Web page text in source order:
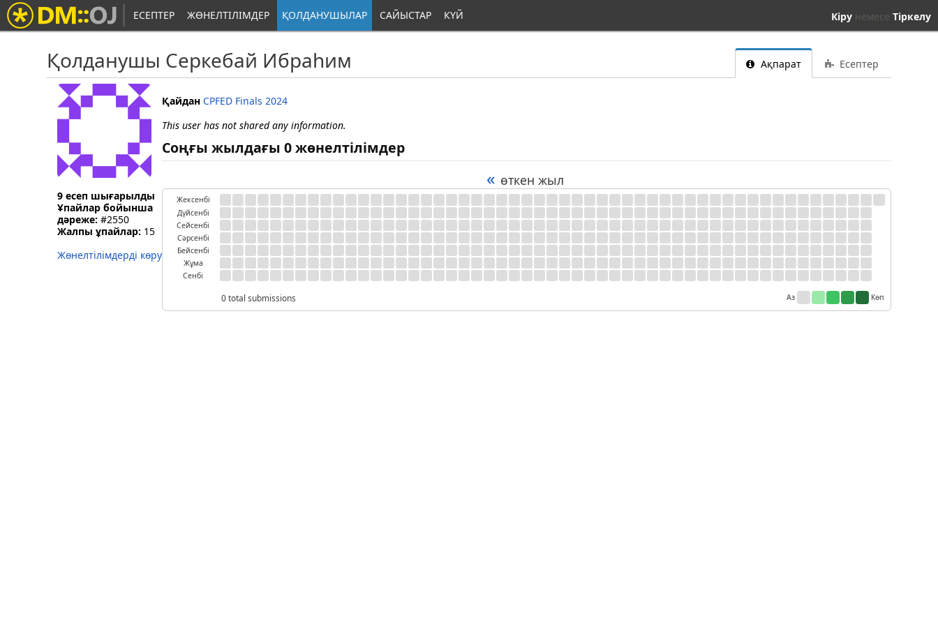
ЕСЕПТЕР ЖӨНЕЛТІЛІМДЕР ҚОЛДАНУШЫЛАР САЙЫСТАР КҮЙ Кіру немесе Тіркелу
Қолданушы Серкебай Ибраһим Ақпарат Есептер
9 есеп шығарылды
Ұпайлар бойынша
дәреже: #2550
Жалпы ұпайлар: 15
Жөнелтілімдерді көру
Қайдан CPFED Finals 2024
This user has not shared any information.
Соңғы жылдағы 0 жөнелтілімдер
« өткен жыл
Жексенбі
Дүйсенбі
Сейсенбі
Сәрсенбі
Бейсенбі
Жұма
Сенбі
0 total submissions Аз Көп